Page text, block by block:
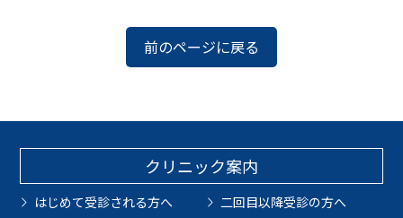
前のページに戻る
クリニック案内
はじめて受診される方へ
二回目以降受診の方へ